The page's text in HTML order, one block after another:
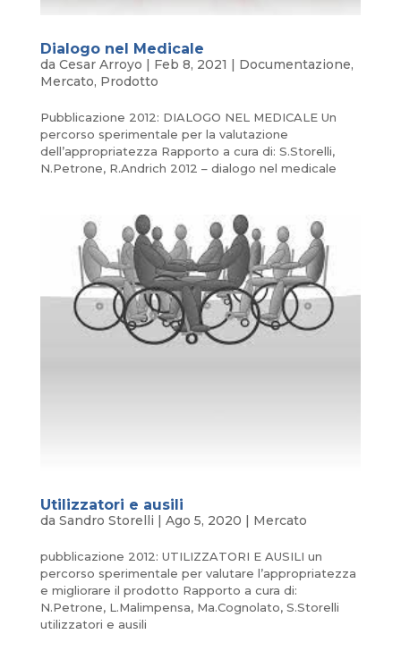
Dialogo nel Medicale
da Cesar Arroyo | Feb 8, 2021 | Documentazione,
Mercato, Prodotto
Pubblicazione 2012: DIALOGO NEL MEDICALE Un
percorso sperimentale per la valutazione
dell’appropriatezza Rapporto a cura di: S.Storelli,
N.Petrone, R.Andrich 2012 – dialogo nel medicale
Utilizzatori e ausili
da Sandro Storelli | Ago 5, 2020 | Mercato
pubblicazione 2012: UTILIZZATORI E AUSILI un
percorso sperimentale per valutare l’appropriatezza
e migliorare il prodotto Rapporto a cura di:
N.Petrone, L.Malimpensa, Ma.Cognolato, S.Storelli
utilizzatori e ausili